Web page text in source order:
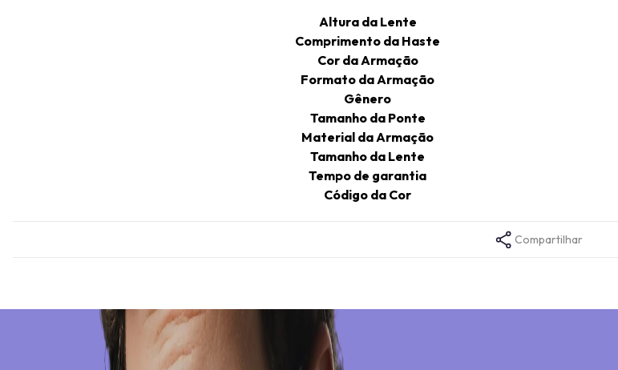
Altura da Lente
Comprimento da Haste
Cor da Armação
Formato da Armação
Gênero
Tamanho da Ponte
Material da Armação
Tamanho da Lente
Tempo de garantia
Código da Cor
Compartilhar